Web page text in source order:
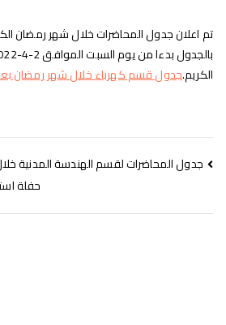
تم اعلان جدول المحاضرات خلال شهر رمضان
الكريم.جدول قسم كهرباء خلال شهر رمضان
جدول المحاضرات لقسم الهندسة المدنية
حفلة